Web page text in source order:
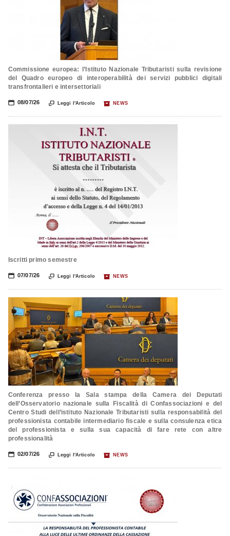
Commissione europea: l’Istituto Nazionale Tributaristi sulla revisione
del Quadro europeo di interoperabilità dei servizi pubblici digitali
transfrontalieri e intersettoriali
📅 08/07/26  Leggi l'Articolo 📦 NEWS
Iscritti primo semestre
📅 07/07/26  Leggi l'Articolo 📦 NEWS
Conferenza presso la Sala stampa della Camera dei Deputati
dell’Osservatorio nazionale sulla Fiscalità di Confassociazioni e del
Centro Studi dell’istituto Nazionale Tributaristi sulla responsabilità del
professionista contabile intermediario fiscale e sulla consulenza etica
del professionista e sulla sua capacità di fare rete con altre
professionalità
📅 02/07/26  Leggi l'Articolo 📦 NEWS